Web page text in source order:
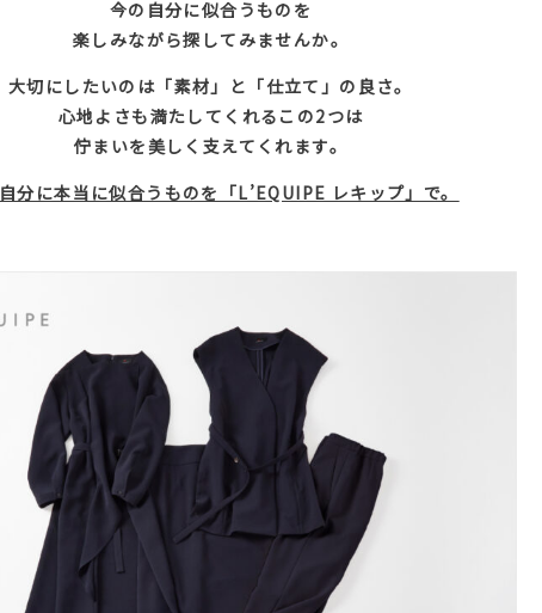
今の自分に似合うものを
楽しみながら探してみませんか。
大切にしたいのは「素材」と「仕立て」の良さ。
心地よさも満たしてくれるこの2つは
佇まいを美しく支えてくれます。
分に本当に似合うものを「L’EQUIPE レキップ」で。